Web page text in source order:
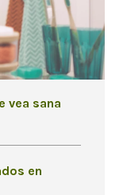
vea sana
en